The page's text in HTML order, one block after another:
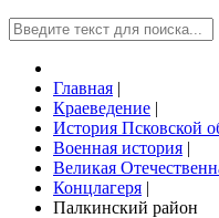
Главная |
Краеведение |
История Псковской
Военная история |
Великая
Концлагеря |
Палкинский район